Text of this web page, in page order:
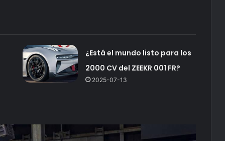
¿Está el mundo listo para los
2000 CV del ZEEKR 001 FR?
2025-07-13